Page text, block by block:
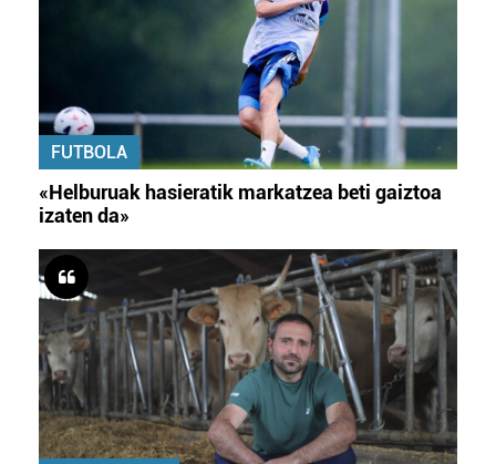
FUTBOLA
«Helburuak hasieratik markatzea beti gaiztoa
izaten da»